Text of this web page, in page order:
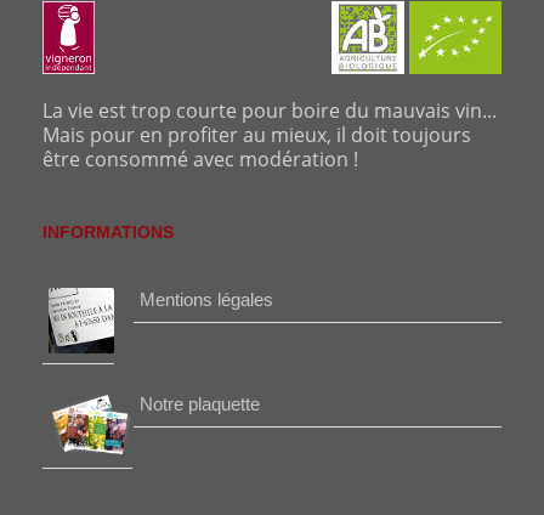
La vie est trop courte pour boire du mauvais vin...
Mais pour en profiter au mieux, il doit toujours
être consommé avec modération !
INFORMATIONS
Mentions légales
Notre plaquette